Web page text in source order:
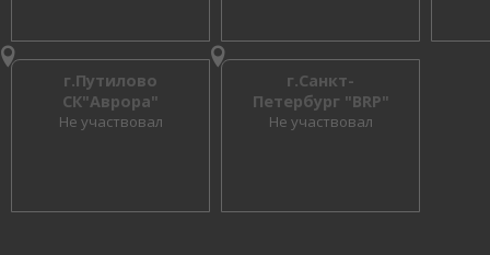
г.Путилово
СК"Аврора"
Не участвовал
г.Санкт-
Петербург "BRP"
Не участвовал